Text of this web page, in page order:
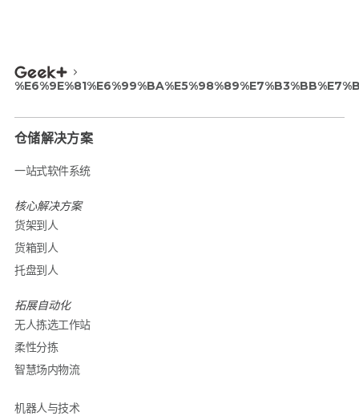
仓储解决方案
一站式软件系统
核心解决方案
货架到人
货箱到人
托盘到人
拓展自动化
无人拣选工作站
柔性分拣
智慧场内物流
机器人与技术